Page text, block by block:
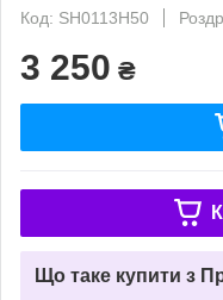
Код: SH0113H50
3 250 ₴
Що таке купити з